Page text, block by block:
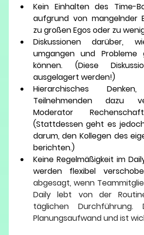
Kein Einhalten des Time-
aufgrund von mangelnder
zu großen Egos oder zu
Diskussionen darüber,
umgangen und Probleme
können. (Diese
ausgelagert werden!)
Hierarchisches
Teilnehmenden dazu
Moderator
(Stattdessen geht es
darum, den Kollegen des
berichten.)
Keine Regelmäßigkeit im
abgesagt, wenn
Daily lebt von der
täglichen Durchführung.
Planungsaufwand und ist